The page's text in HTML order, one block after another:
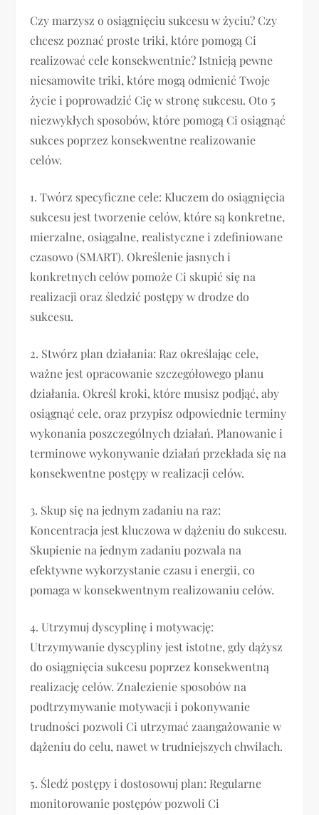
Czy marzysz o osiągnięciu sukcesu w życiu? Czy
chcesz poznać proste triki, które pomogą Ci
realizować cele konsekwentnie? Istnieją pewne
niesamowite triki, które mogą odmienić Twoje
życie i poprowadzić Cię w stronę sukcesu. Oto 5
niezwykłych sposobów, które pomogą Ci osiągnąć
sukces poprzez konsekwentne realizowanie
celów.
1. Twórz specyficzne cele: Kluczem do osiągnięcia
sukcesu jest tworzenie celów, które są konkretne,
mierzalne, osiągalne, realistyczne i zdefiniowane
czasowo (SMART). Określenie jasnych i
konkretnych celów pomoże Ci skupić się na
realizacji oraz śledzić postępy w drodze do
sukcesu.
2. Stwórz plan działania: Raz określając cele,
ważne jest opracowanie szczegółowego planu
działania. Określ kroki, które musisz podjąć, aby
osiągnąć cele, oraz przypisz odpowiednie terminy
wykonania poszczególnych działań. Planowanie i
terminowe wykonywanie działań przekłada się na
konsekwentne postępy w realizacji celów.
3. Skup się na jednym zadaniu na raz:
Koncentracja jest kluczowa w dążeniu do sukcesu.
Skupienie na jednym zadaniu pozwala na
efektywne wykorzystanie czasu i energii, co
pomaga w konsekwentnym realizowaniu celów.
4. Utrzymuj dyscyplinę i motywację:
Utrzymywanie dyscypliny jest istotne, gdy dążysz
do osiągnięcia sukcesu poprzez konsekwentną
realizację celów. Znalezienie sposobów na
podtrzymywanie motywacji i pokonywanie
trudności pozwoli Ci utrzymać zaangażowanie w
dążeniu do celu, nawet w trudniejszych chwilach.
5. Śledź postępy i dostosowuj plan: Regularne
monitorowanie postępów pozwoli Ci